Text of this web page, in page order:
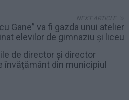
NEXT ARTICLE
Gane” va fi gazda unui atelier
elevilor de gimnaziu și liceu
de director și director
învățământ din municipiul